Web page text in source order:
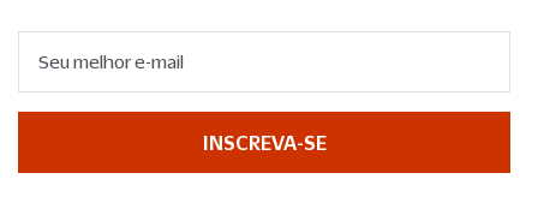
INSCREVA-SE